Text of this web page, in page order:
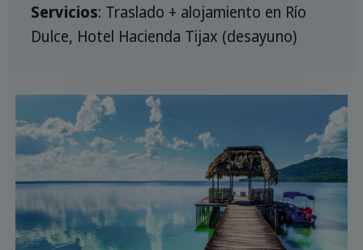
Servicios: Traslado + alojamiento en Río
Dulce, Hotel Hacienda Tijax (desayuno)